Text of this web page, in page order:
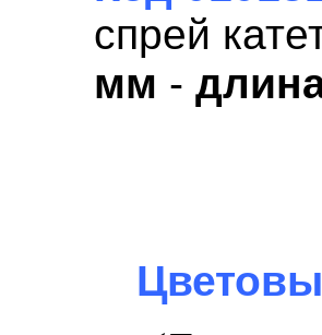
спрей
мм -